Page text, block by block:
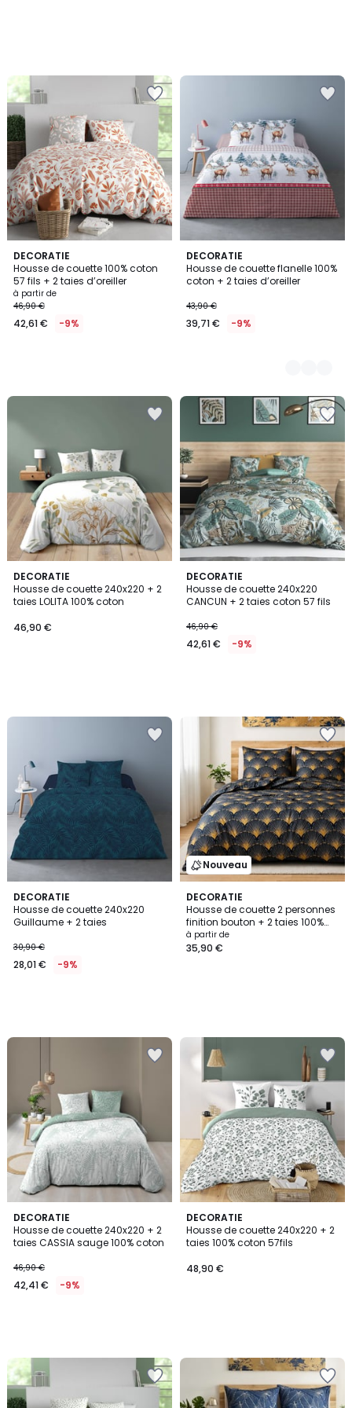
DECORATIE
Housse de couette 100% coton
57 fils + 2 taies d’oreiller
à partir de
46,90 €
42,61 € -9%
DECORATIE
Housse de couette flanelle 100%
coton + 2 taies d’oreiller
43,90 €
39,71 € -9%
2
Couleurs
DECORATIE
Housse de couette 240x220 + 2
taies LOLITA 100% coton
46,90 €
DECORATIE
Housse de couette 240x220
CANCUN + 2 taies coton 57 fils
46,90 €
42,61 € -9%
DECORATIE
Housse de couette 240x220
Guillaume + 2 taies
30,90 €
28,01 € -9%
Nouveau
DECORATIE
Housse de couette 2 personnes
finition bouton + 2 taies 100%
microfibre
à partir de
35,90 €
DECORATIE
Housse de couette 240x220 + 2
taies CASSIA sauge 100% coton
46,90 €
42,41 € -9%
DECORATIE
Housse de couette 240x220 + 2
taies 100% coton 57fils
48,90 €